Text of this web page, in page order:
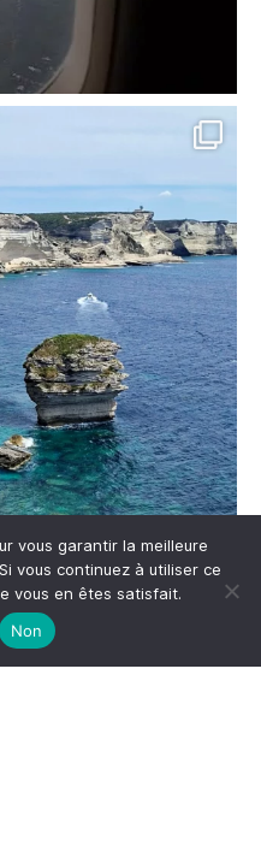
Instagram
vous garantir la meilleure
vous continuez à utiliser ce
vous en êtes satisfait.
Non